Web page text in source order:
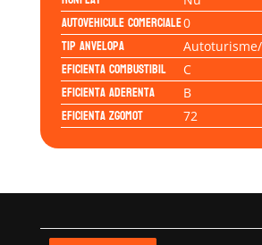
Autovehicule comerciale0
Tip anvelopa Autoturisme/
Eficienta Combustibil C
Eficienta Aderenta B
Eficienta Zgomot 72